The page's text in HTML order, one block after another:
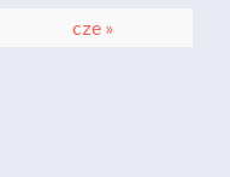
cze »